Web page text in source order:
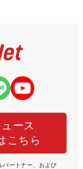
ース
こちら
パートナー、および